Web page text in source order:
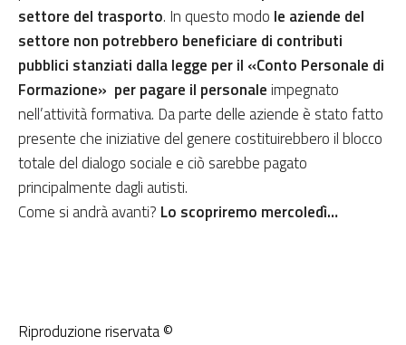
settore del trasporto. In questo modo le aziende del
settore non potrebbero beneficiare di contributi
pubblici stanziati dalla legge per il «Conto Personale di
Formazione» per pagare il personaleimpegnato
nell’attività formativa. Da parte delle aziende è stato fatto
presente che iniziative del genere costituirebbero il blocco
totale del dialogo sociale e ciò sarebbe pagato
principalmente dagli autisti.
Come si andrà avanti? Lo scopriremo mercoledì…
Riproduzione riservata ©